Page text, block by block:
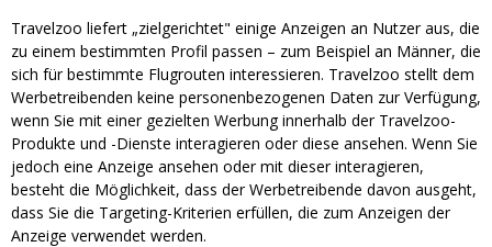
Travelzoo liefert „zielgerichtet" einige Anzeigen an Nutzer aus, die
zu einem bestimmten Profil passen – zum Beispiel an Männer, die
sich für bestimmte Flugrouten interessieren. Travelzoo stellt dem
Werbetreibenden keine personenbezogenen Daten zur Verfügung,
wenn Sie mit einer gezielten Werbung innerhalb der Travelzoo-
Produkte und -Dienste interagieren oder diese ansehen. Wenn Sie
jedoch eine Anzeige ansehen oder mit dieser interagieren,
besteht die Möglichkeit, dass der Werbetreibende davon ausgeht,
dass Sie die Targeting-Kriterien erfüllen, die zum Anzeigen der
Anzeige verwendet werden.